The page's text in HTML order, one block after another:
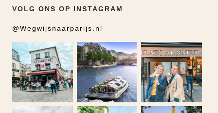
VOLG ONS OP INSTAGRAM
@Wegwijsnaarparijs.nl